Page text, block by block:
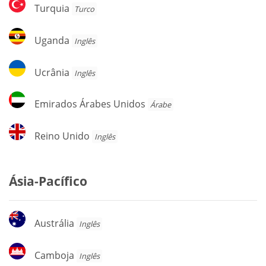
Turquia Turco
Uganda
Uganda Inglês
Ucrânia
Ucrânia Inglês
Emirados
Árabes
Emirados Árabes Unidos Árabe
Reino
Unido
Reino Unido Inglês
Ásia-Pacífico
Austrália
Austrália Inglês
Camboja
Camboja Inglês